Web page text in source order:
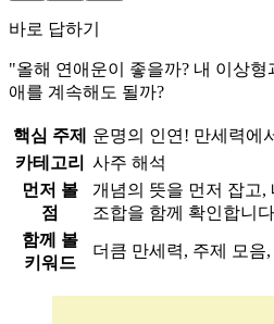
바로 답하기
"올해 연애운이 좋을까? 내 이상형
애를 계속해도 될까?
핵심 주제
운명의 인연! 만세력에
카테고리
사주 해석
먼저 볼
점
개념의 뜻을 먼저 잡고,
조합을 함께 확인합니
함께 볼
키워드
더큼 만세력, 주제 모음